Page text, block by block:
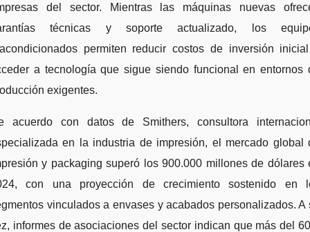
del sector. Mientras las máquinas nuevas
técnicas y soporte actualizado, los
permiten reducir costos de inversión
a tecnología que sigue siendo funcional en entornos
exigentes.
acuerdo con datos de Smithers, consultora
en la industria de impresión, el mercado global
y packaging superó los 900.000 millones de dólares
con una proyección de crecimiento sostenido en
vinculados a envases y acabados personalizados. A
informes de asociaciones del sector indican que más del